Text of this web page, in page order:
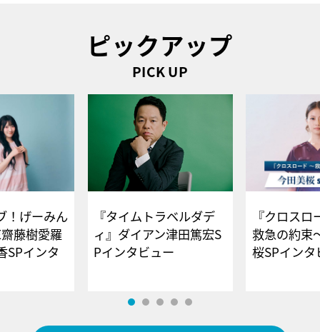
ピックアップ
PICK UP
！げーみん
藤樹愛羅
SPインタ
『タイムトラベルダデ
ィ』ダイアン津田篤宏S
Pインタビュー
『クロス
救急の約束
桜SPイ